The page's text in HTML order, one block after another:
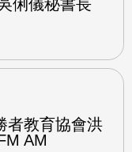
俐儀秘書長
者教育協會洪
AM